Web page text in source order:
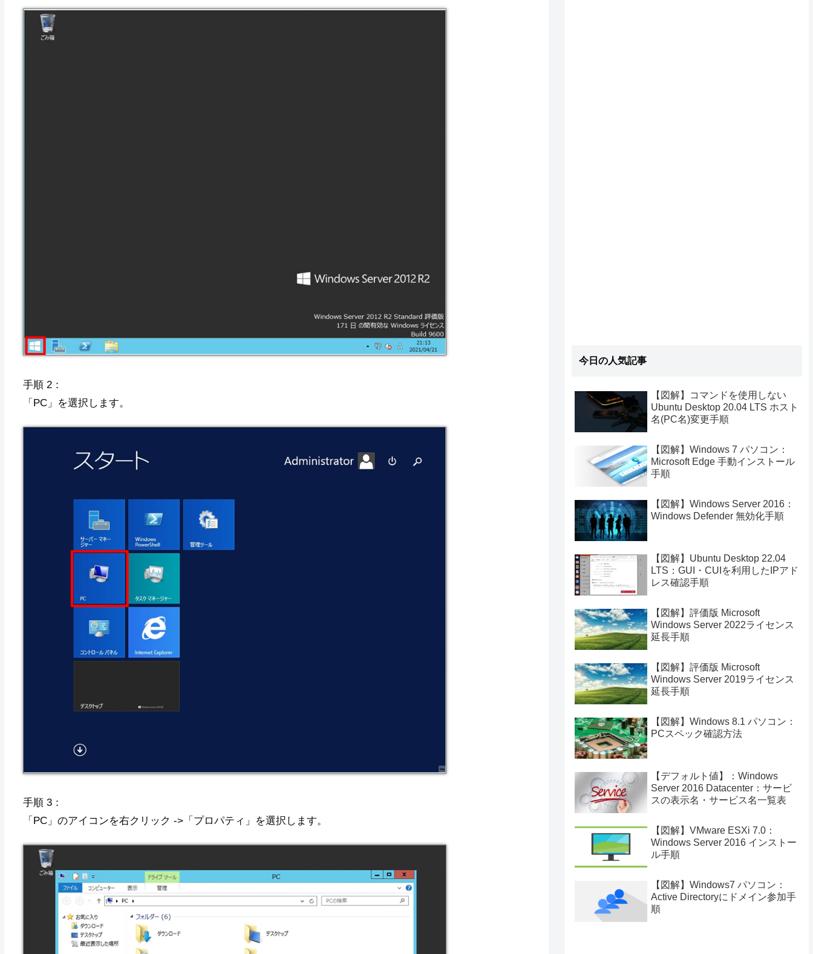
手順 2：
「PC」を選択します。
手順 3：
「PC」のアイコンを右クリック ->「プロパティ」を選択します。
今日の人気記事
【図解】コマンドを使用しない
Ubuntu Desktop 20.04 LTS ホスト
名(PC名)変更手順
【図解】Windows 7 パソコン：
Microsoft Edge 手動インストール
手順
【図解】Windows Server 2016：
Windows Defender 無効化手順
【図解】Ubuntu Desktop 22.04
LTS：GUI・CUIを利用したIPアド
レス確認手順
【図解】評価版 Microsoft
Windows Server 2022ライセンス
延長手順
【図解】評価版 Microsoft
Windows Server 2019ライセンス
延長手順
【図解】Windows 8.1 パソコン：
PCスペック確認方法
【デフォルト値】：Windows
Server 2016 Datacenter：サービ
スの表示名・サービス名一覧表
【図解】VMware ESXi 7.0：
Windows Server 2016 インストー
ル手順
【図解】Windows7 パソコン：
Active Directoryにドメイン参加手
順